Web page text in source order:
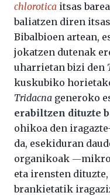
chlorotica itsas
baliatzen diren
Bibalbioen artean,
jokatzen dutenak
uharrietan bizi den
kuskubiko
Tridacna generoko
erabiltzen dituzte
ohikoa den
da, esekiduran
organikoak
eta irensten
brankietatik